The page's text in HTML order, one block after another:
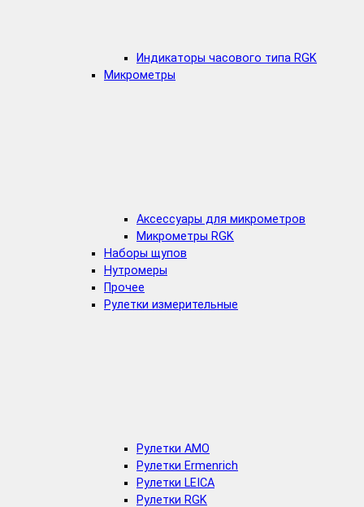
Индикаторы часового типа RGK
Микрометры
Аксессуары для микрометров
Микрометры RGK
Наборы щупов
Нутромеры
Прочее
Рулетки измерительные
Рулетки AMO
Рулетки Ermenrich
Рулетки LEICA
Рулетки RGK